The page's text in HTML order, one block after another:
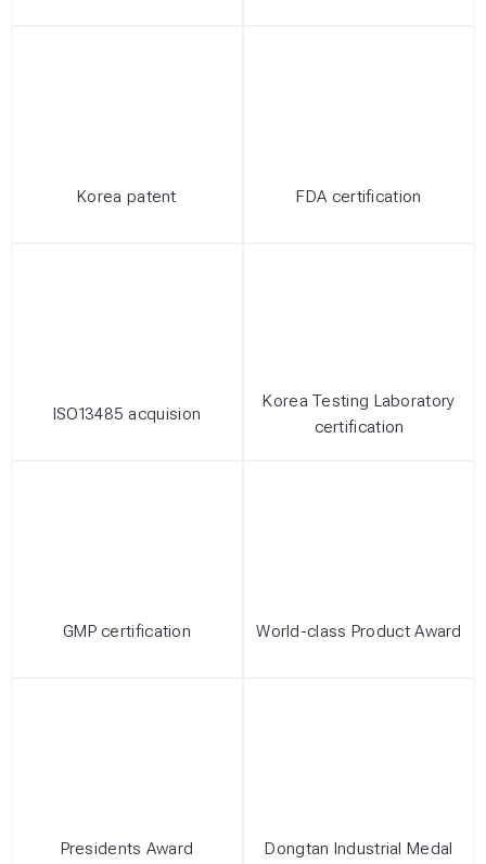
Korea patent FDA certification
ISO13485 acquision
Korea Testing Laboratory
certification
GMP certification World-class Product Award
Presidents Award Dongtan Industrial Medal